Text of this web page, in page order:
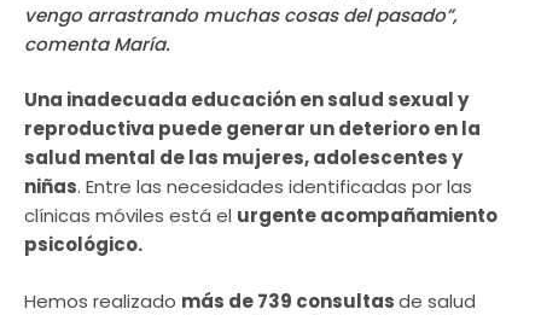
vengo arrastrando muchas cosas del pasado”,
comenta María.
Una inadecuada educación en salud sexual y
reproductiva puede generar un deterioro en la
salud mental de las mujeres, adolescentes y
niñas. Entre las necesidades identificadas por las
clínicas móviles está el urgente acompañamiento
psicológico.
Hemos realizado más de 739 consultasde salud